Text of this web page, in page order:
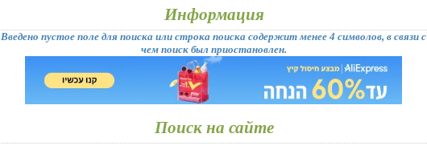
Информация
Введено пустое поле для поиска или строка поиска содержит менее 4 символов, в связи с
чем поиск был приостановлен.
Поиск на сайте